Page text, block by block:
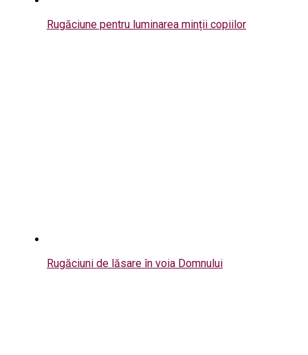
Rugăciune pentru luminarea minții copiilor
Rugăciuni de lăsare în voia Domnului